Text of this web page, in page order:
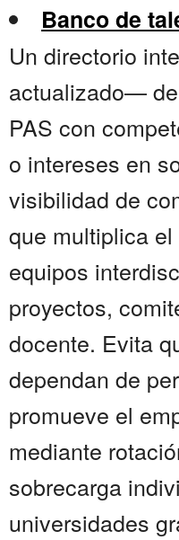
Banco de
Un directorio
actualizado—
PAS con
o intereses en
visibilidad de
que multiplica
equipos
proyectos,
docente. Evita
dependan de
promueve el
mediante
sobrecarga
universidades